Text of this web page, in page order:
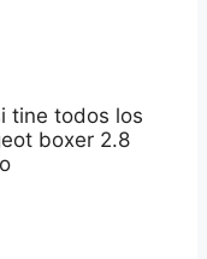
tine todos los
boxer 2.8